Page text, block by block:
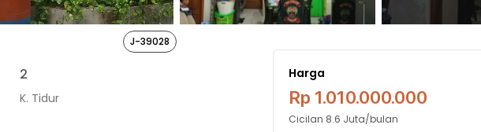
J-39028
2
K. Tidur
Harga
Rp 1.010.000.000
Cicilan 8.6 Juta/bulan